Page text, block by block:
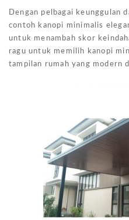
Dengan pelbagai keunggulan
contoh kanopi minimalis
untuk menambah skor
ragu untuk memilih kanopi
tampilan rumah yang modern